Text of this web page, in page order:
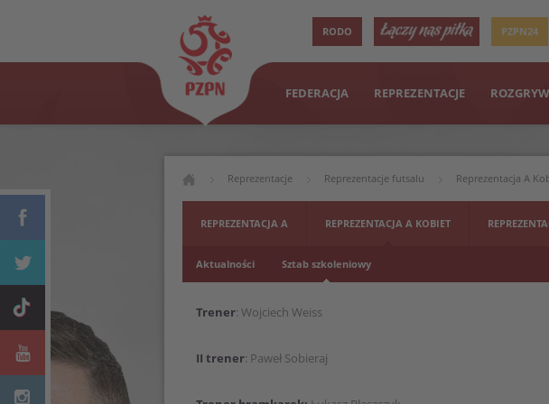
RODO PZPN24
FEDERACJA REPREZENTACJE
Reprezentacje Reprezentacje futsalu Reprezentacja A
REPREZENTACJA A REPREZENTACJA A KOBIET
Aktualności Sztab szkoleniowy
Trener: Wojciech Weiss
II trener: Paweł Sobieraj